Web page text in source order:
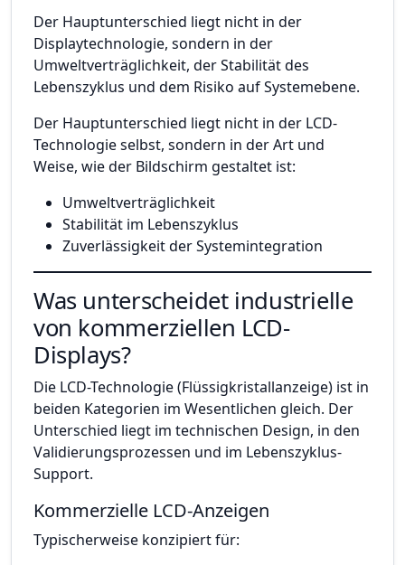
Der Hauptunterschied liegt nicht in der
Displaytechnologie, sondern in der
Umweltverträglichkeit, der Stabilität des
Lebenszyklus und dem Risiko auf Systemebene.
Der Hauptunterschied liegt nicht in der LCD-
Technologie selbst, sondern in der Art und
Weise, wie der Bildschirm gestaltet ist:
Umweltverträglichkeit
Stabilität im Lebenszyklus
Zuverlässigkeit der Systemintegration
Was unterscheidet industrielle
von kommerziellen LCD-
Displays?
Die LCD-Technologie (Flüssigkristallanzeige) ist in
beiden Kategorien im Wesentlichen gleich. Der
Unterschied liegt im technischen Design, in den
Validierungsprozessen und im Lebenszyklus-
Support.
Kommerzielle LCD-Anzeigen
Typischerweise konzipiert für: